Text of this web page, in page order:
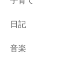
日記
音楽